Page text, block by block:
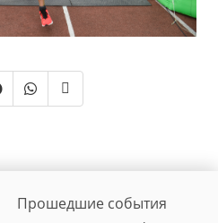
Прошедшие события